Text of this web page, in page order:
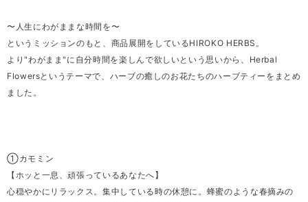
〜人生にわがままな時間を〜
というミッションのもと、商品展開をしているHIROKO HERBS。
より"わがまま"に自分時間を楽しんで欲しいという思いから、Herbal
Flowersというテーマで、ハーブの癒しのお花たちのハーブティーをまとめ
ました。
①カモミン
【ホッと一息、頑張っているあなたへ】
心穏やかにリラックス。集中している時の休憩に。蜂蜜のような春摘みの